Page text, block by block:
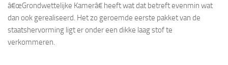
â€œGrondwettelijke Kamerâ€ heeft wat dat betreft evenmin wat
dan ook gerealiseerd. Het zo geroemde eerste pakket van de
staatshervorming ligt er onder een dikke laag stof te
verkommeren.